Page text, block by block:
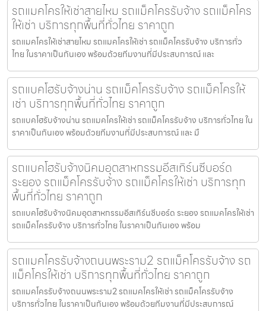
รถแมคโครให้เช่าสายไหม รถแม็คโครรับจ้าง รถแม็คโคร
ให้เช่า บริการทุกพื้นที่ทั่วไทย ราคาถูก
รถแมคโครให้เช่าสายไหม รถแมคโครให้เช่า รถแม็คโครรับจ้าง บริการทั่ว
ไทย ในราคาเป็นกันเอง พร้อมด้วยทีมงานที่มีประสบการณ์ และ
รถแบคโฮรับจ้างน่าน รถแม็คโครรับจ้าง รถแม็คโครให้
เช่า บริการทุกพื้นที่ทั่วไทย ราคาถูก
รถแบคโฮรับจ้างน่าน รถแมคโครให้เช่า รถแม็คโครรับจ้าง บริการทั่วไทย ใน
ราคาเป็นกันเอง พร้อมด้วยทีมงานที่มีประสบการณ์ และ มื
รถแบคโฮรับจ้างนิคมอุตสาหกรรมอีสเทิร์นซีบอร์ด
ระยอง รถแม็คโครรับจ้าง รถแม็คโครให้เช่า บริการทุก
พื้นที่ทั่วไทย ราคาถูก
รถแบคโฮรับจ้างนิคมอุตสาหกรรมอีสเทิร์นซีบอร์ด ระยอง รถแมคโครให้เช่า
รถแม็คโครรับจ้าง บริการทั่วไทย ในราคาเป็นกันเอง พร้อม
รถแมคโครรับจ้างถนนพระราม2 รถแม็คโครรับจ้าง รถ
แม็คโครให้เช่า บริการทุกพื้นที่ทั่วไทย ราคาถูก
รถแมคโครรับจ้างถนนพระราม2 รถแมคโครให้เช่า รถแม็คโครรับจ้าง
บริการทั่วไทย ในราคาเป็นกันเอง พร้อมด้วยทีมงานที่มีประสบการณ์